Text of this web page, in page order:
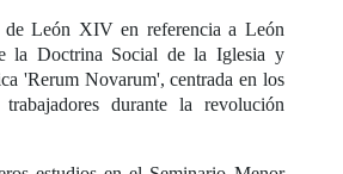
León XIV en referencia a León
la Doctrina Social de la Iglesia y
'Rerum Novarum', centrada en los
durante la revolución